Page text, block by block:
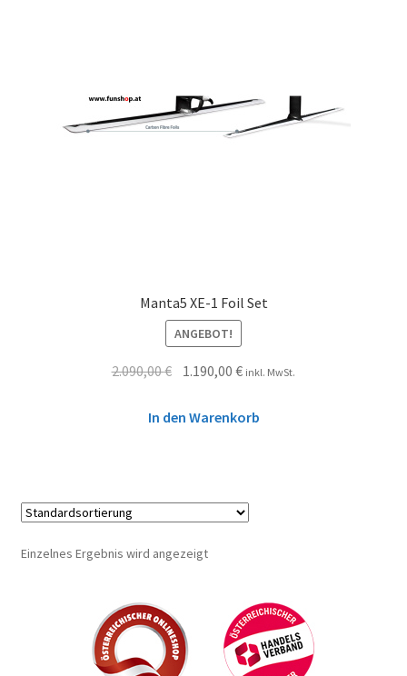
Manta5 XE-1 Foil Set
ANGEBOT!
2.090,00€ 1.190,00€ inkl. MwSt.
In den Warenkorb
Einzelnes Ergebnis wird angezeigt